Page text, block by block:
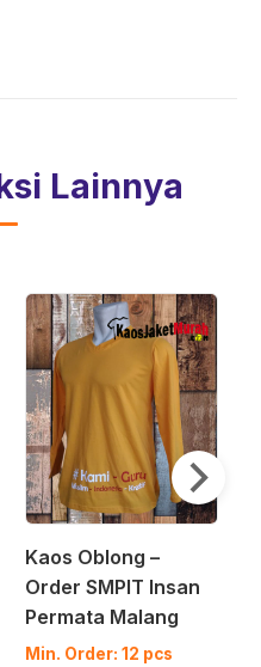
Lainnya
Kaos Oblong –
Order SMPIT Insan
Permata Malang
Min. Order: 12 pcs